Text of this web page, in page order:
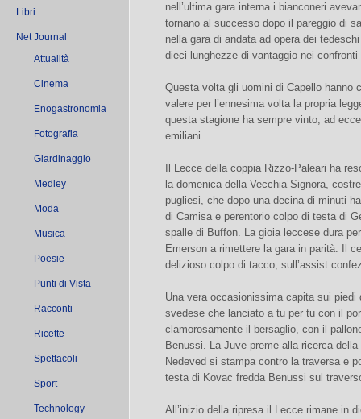
Libri
Net Journal
Attualità
Cinema
Enogastronomia
Fotografia
Giardinaggio
Medley
Moda
Musica
Poesie
Punti di Vista
Racconti
Ricette
Spettacoli
Sport
Technology
nell’ultima gara interna i bianconeri
tornano al successo dopo il pareggio di
nella gara di andata ad opera dei
dieci lunghezze di vantaggio nei confronti
Questa volta gli uomini di Capello hanno
valere per l’ennesima volta la propria
questa stagione ha sempre vinto, ad
emiliani.
Il Lecce della coppia Rizzo-Paleari ha
la domenica della Vecchia Signora,
pugliesi, che dopo una decina di minuti
di Camisa e perentorio colpo di testa di
spalle di Buffon. La gioia leccese dura
Emerson a rimettere la gara in parità. Il
delizioso colpo di tacco, sull’assist
Una vera occasionissima capita sui
svedese che lanciato a tu per tu con il
clamorosamente il bersaglio, con il
Benussi. La Juve preme alla ricerca
Nedeved si stampa contro la traversa e
testa di Kovac fredda Benussi sul
All’inizio della ripresa il Lecce rimane in